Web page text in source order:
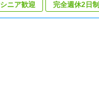
シニア歓迎 完全週休2日制